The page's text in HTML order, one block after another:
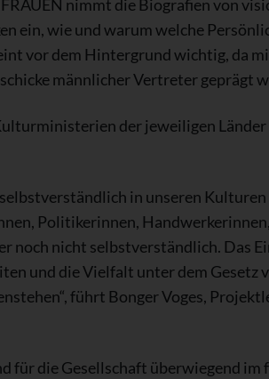
nimmt die Biografien von
ein, wie und warum welche
vor dem Hintergrund wichtig, da
männlicher Vertreter geprägt
der jeweiligen
in unseren
Politikerinnen,
noch nicht selbstverständlich. Das
und die Vielfalt unter dem Gesetz
führt Bonger Voges,
für die Gesellschaft überwiegend im